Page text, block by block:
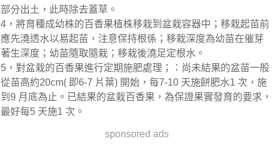
部分出土，此時除去蓋草。
4，將育種成幼株的百香果植株移栽到盆栽容器中；移栽起苗前
應先澆透水以易起苗，注意保持根係；移栽深度為幼苗在催芽
著生深度；幼苗隨取隨栽；移栽後澆足定根水。
5，對盆栽的百香果進行定期施肥處理；：尚未結果的盆苗一般
從苗高約20cm( 即6-7 片葉) 開始，每7-10 天施餅肥水1 次，施
到9 月底為止。已結果的盆栽百香果，為保證果實發育的要求，
最好每5 天施1 次。
sponsored ads